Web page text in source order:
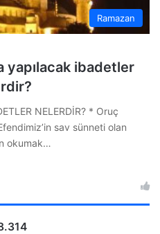
Ramazan
yapılacak ibadetler
NELERDİR? * Oruç
sav sünneti olan
okumak…